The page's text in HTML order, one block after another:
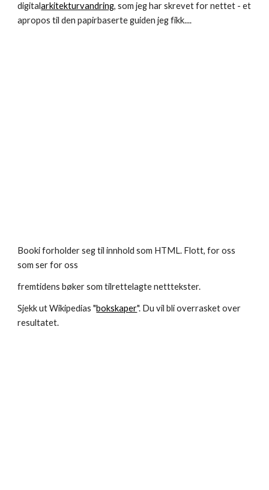
digitalarkitekturvandring, som jeg har skrevet for nettet - et
apropos til den papirbaserte guiden jeg fikk....
Booki forholder seg til innhold som HTML. Flott, for oss
som ser for oss
fremtidens bøker som tilrettelagte netttekster.
Sjekk ut Wikipedias "bokskaper". Du vil bli overrasket over
resultatet.